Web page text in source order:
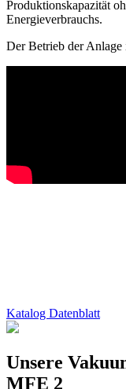
Produktionskapazität
Energieverbrauchs.
Der Betrieb der Anlage
Katalog Datenblatt
Unsere
MFE 2